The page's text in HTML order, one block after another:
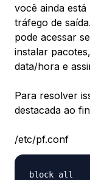
você ainda
tráfego de
pode acessar
instalar
data/hora e
Para resolver
destacada ao
/etc/pf.conf
block all